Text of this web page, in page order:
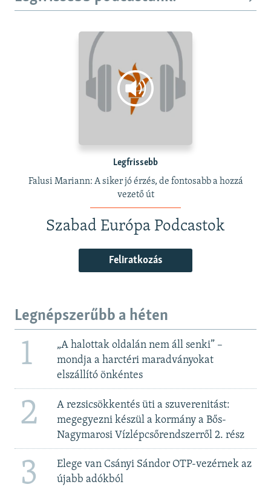
Legfrissebb
Falusi Mariann: A siker jó érzés, de fontosabb a hozzá
vezető út
Szabad Európa Podcastok
Feliratkozás
Legnépszerűbb a héten
1
„A halottak oldalán nem áll senki” –
mondja a harctéri maradványokat
elszállító önkéntes
2
A rezsicsökkentés üti a szuverenitást:
megegyezni készül a kormány a Bős-
Nagymarosi Vízlépcsőrendszerről 2. rész
3
Elege van Csányi Sándor OTP-vezérnek az
újabb adókból